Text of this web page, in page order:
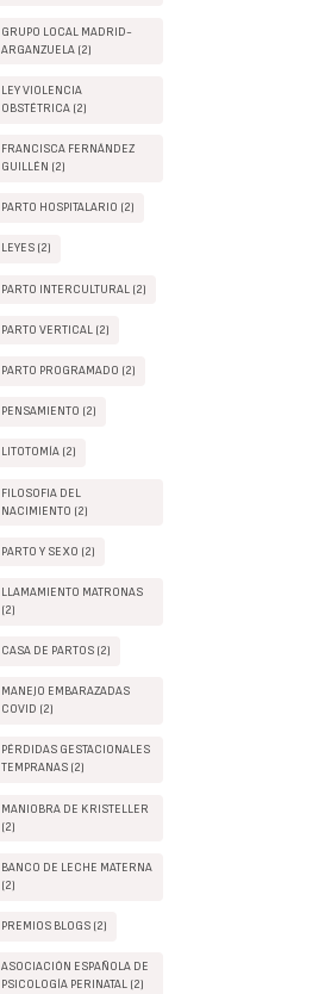
GRUPO LOCAL MADRID-
ARGANZUELA (2)
LEY VIOLENCIA
OBSTÉTRICA (2)
FRANCISCA FERNÁNDEZ
GUILLÉN (2)
PARTO HOSPITALARIO (2)
LEYES (2)
PARTO INTERCULTURAL (2)
PARTO VERTICAL (2)
PARTO PROGRAMADO (2)
PENSAMIENTO (2)
LITOTOMÍA (2)
FILOSOFIA DEL
NACIMIENTO (2)
PARTO Y SEXO (2)
LLAMAMIENTO MATRONAS
(2)
CASA DE PARTOS (2)
MANEJO EMBARAZADAS
COVID (2)
PÉRDIDAS GESTACIONALES
TEMPRANAS (2)
MANIOBRA DE KRISTELLER
(2)
BANCO DE LECHE MATERNA
(2)
PREMIOS BLOGS (2)
ASOCIACIÓN ESPAÑOLA DE
PSICOLOGÍA PERINATAL (2)